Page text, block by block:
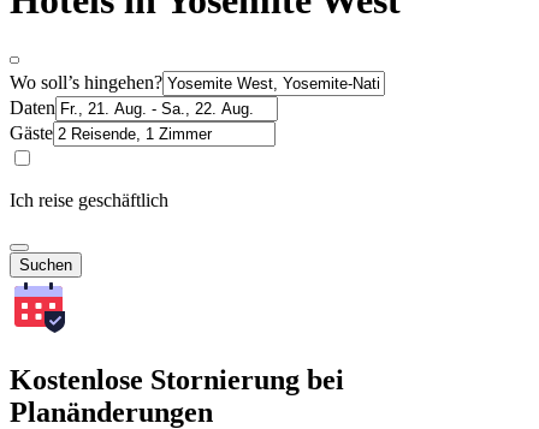
Wo soll’s hingehen?
Daten
Gäste
Ich reise geschäftlich
Suchen
Kostenlose Stornierung bei
Planänderungen